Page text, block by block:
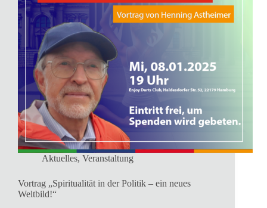
Aktuelles, Veranstaltung
Vortrag „Spiritualität in der Politik – ein neues
Weltbild!“